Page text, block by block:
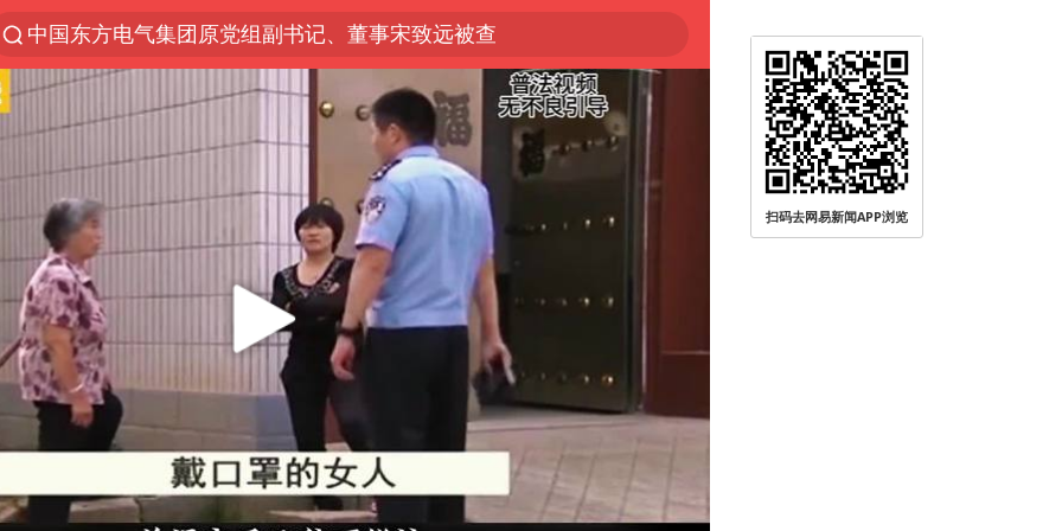
中国东方电气集团原党组副书记、董事宋致远被查
“China Cool”火了，老外爱上中国避暑游
香港火灾调查报告：大火或由烟头引起
张本智和：零封向鹏不意外
俄黑客称掌握北约直接参与袭俄证据
万岁山接盘烂尾恒大文旅城
浙江海事局启动Ⅰ级防台应急响应
云南一地村民过火把节意外灼伤16人
泰国初中生饮弹自尽前开了26枪
用AI造出新病毒意味着什么
浙江最强风雨时段已锁定
扫码去网易新闻APP浏览